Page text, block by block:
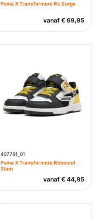
Puma X Transformers Rs Surge
vanaf € 69,95
407761_01
Puma X Transformers Rebound
Slam
vanaf € 44,95